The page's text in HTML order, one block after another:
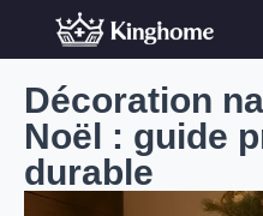
Décoration
Noël : guide
durable